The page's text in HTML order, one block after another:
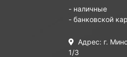
- наличные
- банковской
Адрес: г.
1/3